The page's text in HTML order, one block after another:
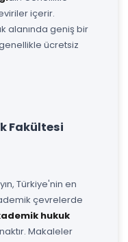
içerir.
alanında geniş bir
ücretsiz
Fakültesi
Türkiye'nin en
çevrelerde
hukuk
Makaleler